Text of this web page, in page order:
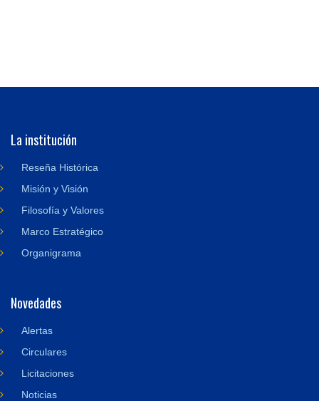
La institución
Reseña Histórica
Misión y Visión
Filosofía y Valores
Marco Estratégico
Organigrama
Novedades
Alertas
Circulares
Licitaciones
Noticias